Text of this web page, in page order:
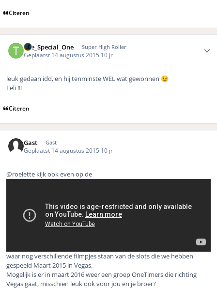
Citeren
The_Special_One Super High Roller
Geplaatst 14 augustus 2015 10 jr
leuk gedaan idd, en hij tenminste WEL wat gewonnen 😉
Feli !!!
Citeren
Gast Gast
Geplaatst 14 augustus 2015 10 jr
@roelette kijk ook even op de
waar nog verschillende filmpjes staan van de slots die we hebben
gespeeld Maart 2015 in Vegas.
Mogelijk is er in maart 2016 weer een groep OneTimers die richting
Vegas gaat, misschien leuk ook voor jou en je broer?